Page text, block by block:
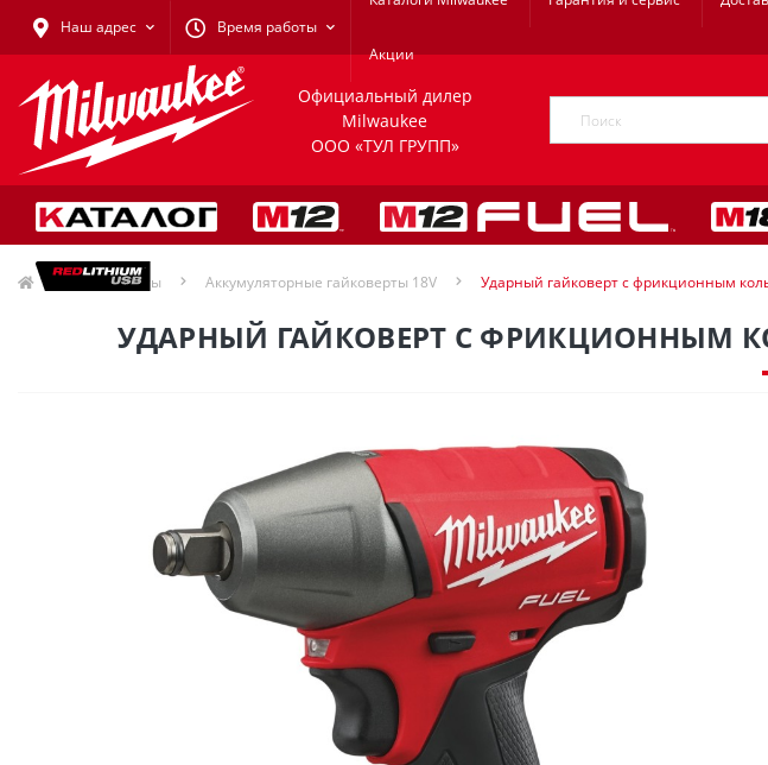
Наш адрес Время работы
Акции
Официальный дилер
Milwaukee
ООО «ТУЛ ГРУПП»
Гайковерты Аккумуляторные гайковерты 18V Ударный гайковерт с фрикционным
УДАРНЫЙ ГАЙКОВЕРТ С ФРИКЦИОННЫМ